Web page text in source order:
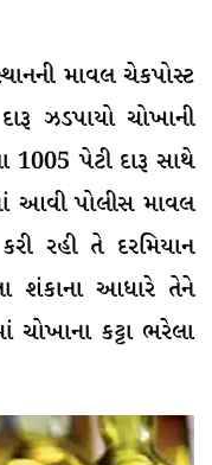
માવલ ચેકપોસ્ટ
ઝડપાયો ચોખાની
પેટી દારૂ સાથે
આવી પોલીસ માવલ
રહી તે દરમિયાન
શંકાના આધારે તેને
ચોખાના કટ્ટા ભરેલા